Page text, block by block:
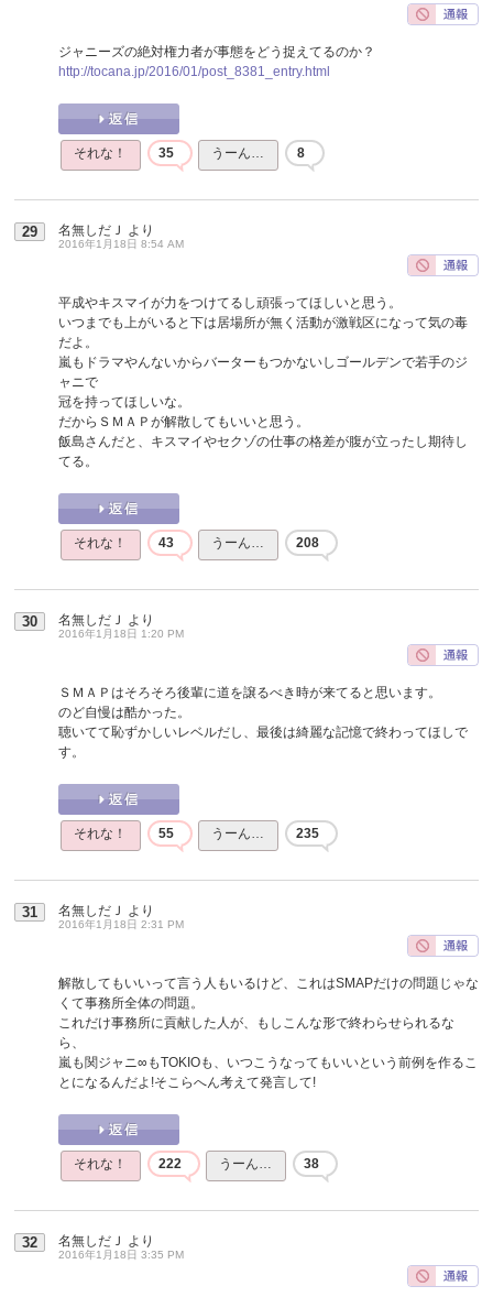
ジャニーズの絶対権力者が事態をどう捉えてるのか？
http://tocana.jp/2016/01/post_8381_entry.html
それな！ 35 うーん… 8
29 名無しだＪ より
2016年1月18日 8:54 AM
平成やキスマイが力をつけてるし頑張ってほしいと思う。
いつまでも上がいると下は居場所が無く活動が激戦区になって気の毒
だよ。
嵐もドラマやんないからバーターもつかないしゴールデンで若手のジ
ャニで
冠を持ってほしいな。
だからＳＭＡＰが解散してもいいと思う。
飯島さんだと、キスマイやセクゾの仕事の格差が腹が立ったし期待し
てる。
それな！ 43 うーん… 208
30 名無しだＪ より
2016年1月18日 1:20 PM
ＳＭＡＰはそろそろ後輩に道を譲るべき時が来てると思います。
のど自慢は酷かった。
聴いてて恥ずかしいレベルだし、最後は綺麗な記憶で終わってほしで
す。
それな！ 55 うーん… 235
31 名無しだＪ より
2016年1月18日 2:31 PM
解散してもいいって言う人もいるけど、これはSMAPだけの問題じゃな
くて事務所全体の問題。
これだけ事務所に貢献した人が、もしこんな形で終わらせられるな
ら、
嵐も関ジャニ∞もTOKIOも、いつこうなってもいいという前例を作るこ
とになるんだよ!そこらへん考えて発言して!
それな！ 222 うーん… 38
32 名無しだＪ より
2016年1月18日 3:35 PM